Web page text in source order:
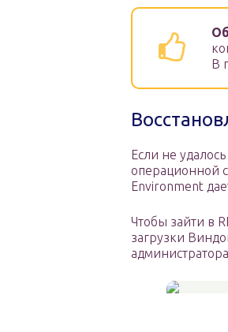
В
Если не
операционной
Environment
Чтобы зайти в
загрузки